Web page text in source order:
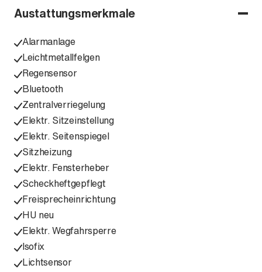
Austattungsmerkmale
Alarmanlage
Leichtmetallfelgen
Regensensor
Bluetooth
Zentralverriegelung
Elektr. Sitzeinstellung
Elektr. Seitenspiegel
Sitzheizung
Elektr. Fensterheber
Scheckheftgepflegt
Freisprecheinrichtung
HU neu
Elektr. Wegfahrsperre
Isofix
Lichtsensor